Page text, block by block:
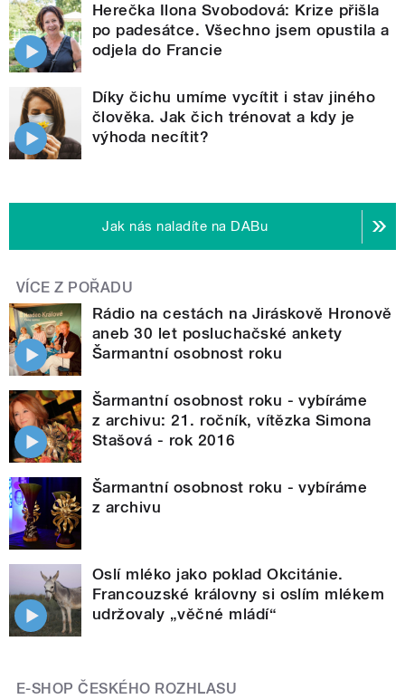
Herečka Ilona Svobodová: Krize přišla
po padesátce. Všechno jsem opustila a
odjela do Francie
Díky čichu umíme vycítit i stav jiného
člověka. Jak čich trénovat a kdy je
výhoda necítit?
Jak nás naladíte na DABu
VÍCE Z POŘADU
Rádio na cestách na Jiráskově Hronově
aneb 30 let posluchačské ankety
Šarmantní osobnost roku
Šarmantní osobnost roku - vybíráme
z archivu: 21. ročník, vítězka Simona
Stašová - rok 2016
Šarmantní osobnost roku - vybíráme
z archivu
Oslí mléko jako poklad Okcitánie.
Francouzské královny si oslím mlékem
udržovaly „věčné mládí“
E-SHOP ČESKÉHO ROZHLASU